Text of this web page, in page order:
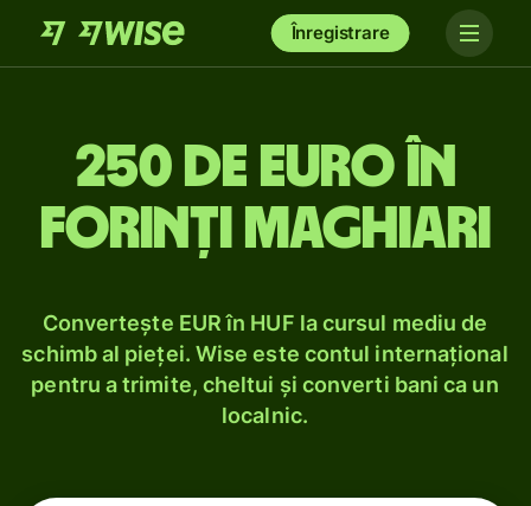
Înregistrare
250 de euro în
forinți maghiari
Convertește EUR în HUF la cursul mediu de
schimb al pieței. Wise este contul internațional
pentru a trimite, cheltui și converti bani ca un
localnic.